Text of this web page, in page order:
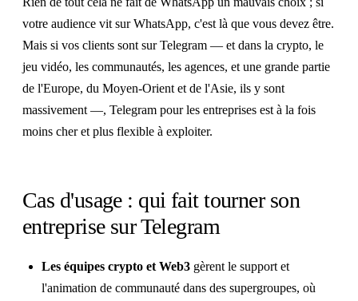
votre audience vit sur WhatsApp, c'est là que vous devez être.
Mais si vos clients sont sur Telegram — et dans la crypto, le
jeu vidéo, les communautés, les agences, et une grande partie
de l'Europe, du Moyen-Orient et de l'Asie, ils y sont
massivement —, Telegram pour les entreprises est à la fois
moins cher et plus flexible à exploiter.
Cas d'usage : qui fait tourner son
entreprise sur Telegram
Les équipes crypto et Web3 gèrent le support et
l'animation de communauté dans des supergroupes, où